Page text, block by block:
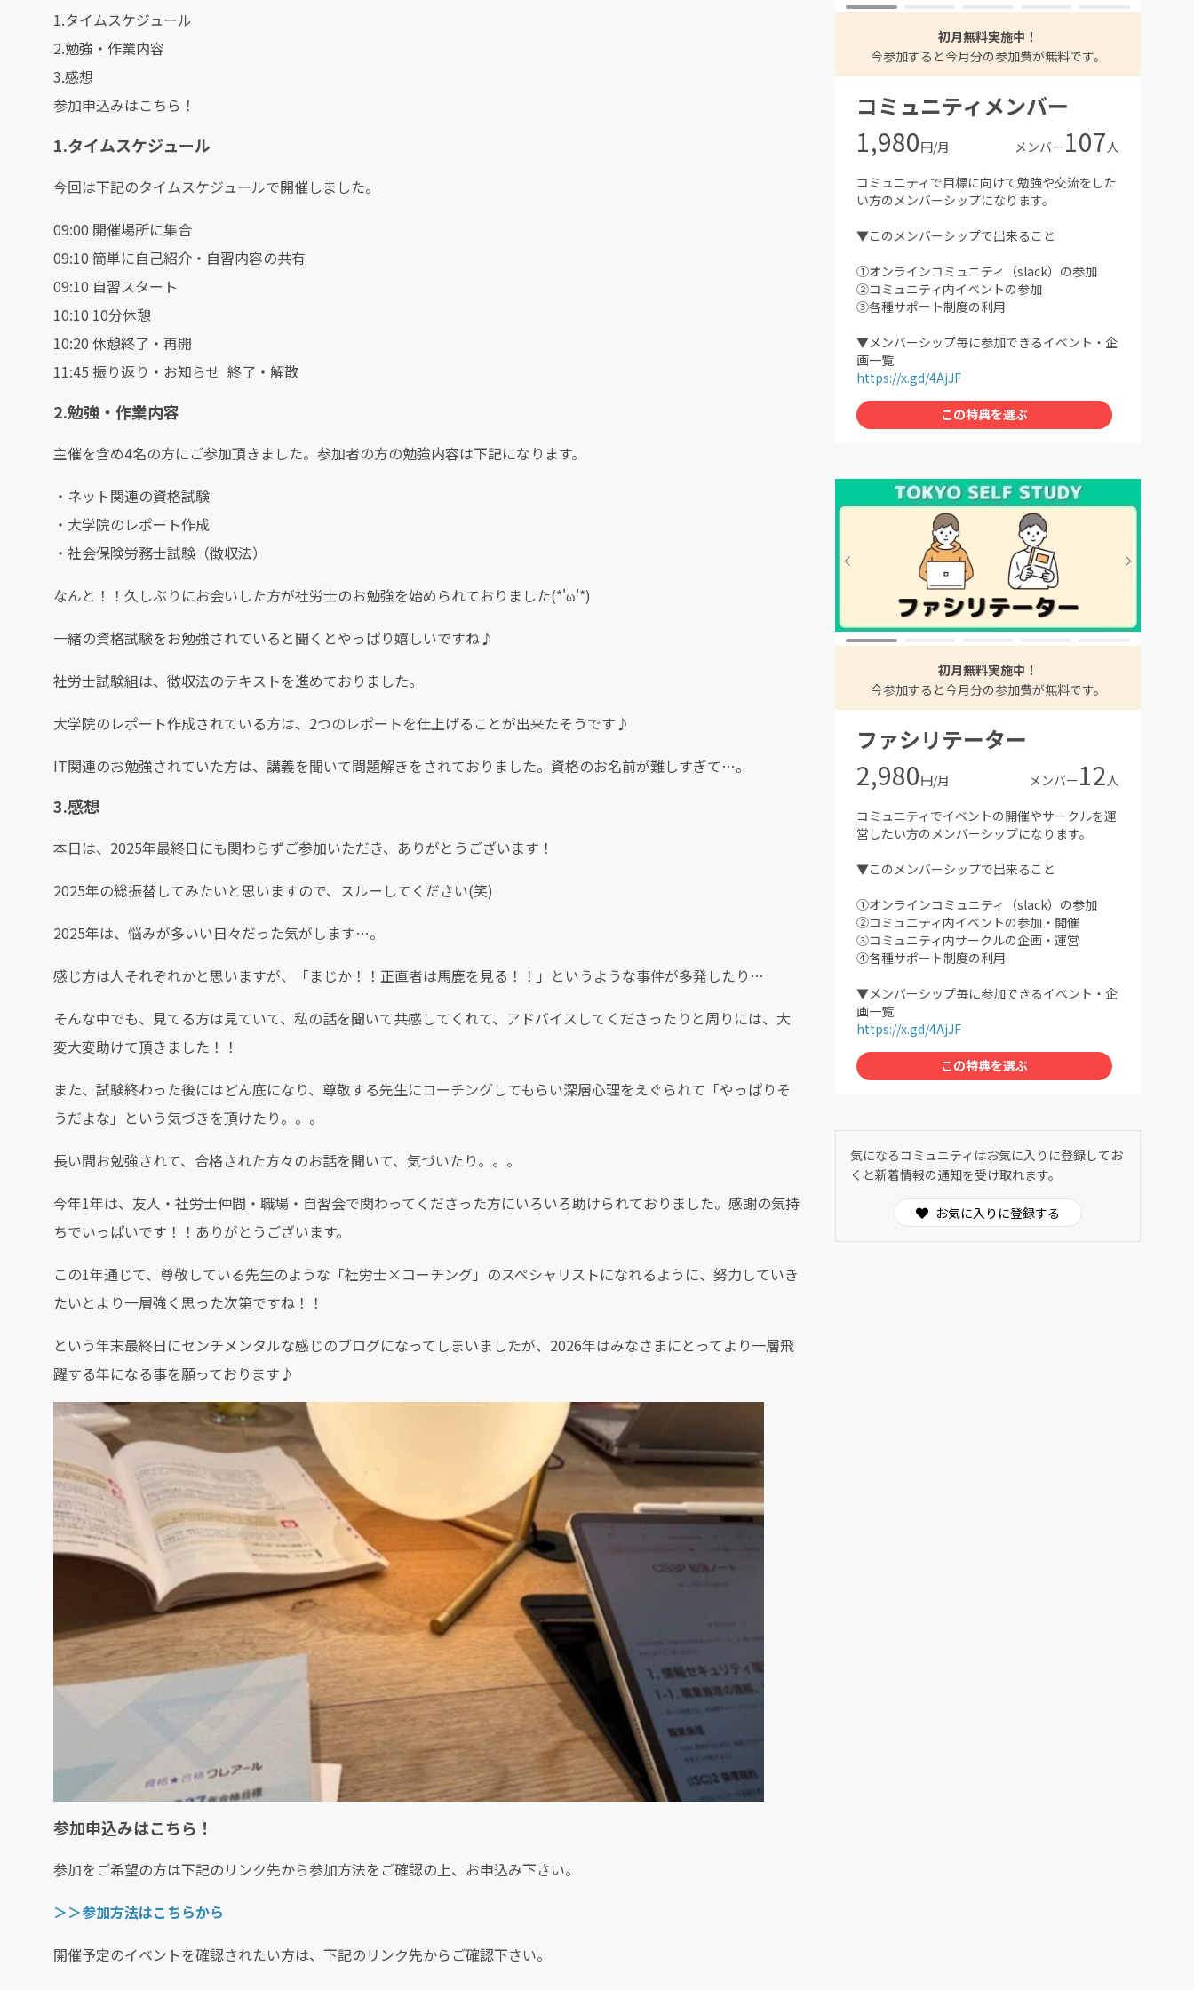
1.タイムスケジュール
2.勉強・作業内容
3.感想
参加申込みはこちら！
1.タイムスケジュール
今回は下記のタイムスケジュールで開催しました。
09:00 開催場所に集合
09:10 簡単に自己紹介・自習内容の共有
09:10 自習スタート
10:10 10分休憩
10:20 休憩終了・再開
11:45 振り返り・お知らせ 終了・解散
2.勉強・作業内容
主催を含め4名の方にご参加頂きました。参加者の方の勉強内容は下記になります。
・ネット関連の資格試験
・大学院のレポート作成
・社会保険労務士試験（徴収法）
なんと！！久しぶりにお会いした方が社労士のお勉強を始められておりました(*'ω'*)
一緒の資格試験をお勉強されていると聞くとやっぱり嬉しいですね♪
社労士試験組は、徴収法のテキストを進めておりました。
大学院のレポート作成されている方は、2つのレポートを仕上げることが出来たそうです♪
IT関連のお勉強されていた方は、講義を聞いて問題解きをされておりました。資格のお名前が難しすぎて…。
3.感想
本日は、2025年最終日にも関わらずご参加いただき、ありがとうございます！
2025年の総振替してみたいと思いますので、スルーしてください(笑)
2025年は、悩みが多いい日々だった気がします…。
感じ方は人それぞれかと思いますが、「まじか！！正直者は馬鹿を見る！！」というような事件が多発したり…
そんな中でも、見てる方は見ていて、私の話を聞いて共感してくれて、アドバイスしてくださったりと周りには、大
変大変助けて頂きました！！
また、試験終わった後にはどん底になり、尊敬する先生にコーチングしてもらい深層心理をえぐられて「やっぱりそ
うだよな」という気づきを頂けたり。。。
長い間お勉強されて、合格された方々のお話を聞いて、気づいたり。。。
今年1年は、友人・社労士仲間・職場・自習会で関わってくださった方にいろいろ助けられておりました。感謝の気持
ちでいっぱいです！！ありがとうございます。
この1年通じて、尊敬している先生のような「社労士×コーチング」のスペシャリストになれるように、努力していき
たいとより一層強く思った次第ですね！！
という年末最終日にセンチメンタルな感じのブログになってしまいましたが、2026年はみなさまにとってより一層飛
躍する年になる事を願っております♪
参加申込みはこちら！
参加をご希望の方は下記のリンク先から参加方法をご確認の上、お申込み下さい。
＞＞参加方法はこちらから
開催予定のイベントを確認されたい方は、下記のリンク先からご確認下さい。
初月無料実施中！
今参加すると今月分の参加費が無料です。
コミュニティメンバー
1,980円/月 メンバー107人
コミュニティで目標に向けて勉強や交流をした
い方のメンバーシップになります。
▼このメンバーシップで出来ること
①オンラインコミュニティ（slack）の参加
②コミュニティ内イベントの参加
③各種サポート制度の利用
▼メンバーシップ毎に参加できるイベント・企
画一覧
https://x.gd/4AjJF
この特典を選ぶ
初月無料実施中！
今参加すると今月分の参加費が無料です。
ファシリテーター
2,980円/月 メンバー12人
コミュニティでイベントの開催やサークルを運
営したい方のメンバーシップになります。
▼このメンバーシップで出来ること
①オンラインコミュニティ（slack）の参加
②コミュニティ内イベントの参加・開催
③コミュニティ内サークルの企画・運営
④各種サポート制度の利用
▼メンバーシップ毎に参加できるイベント・企
画一覧
https://x.gd/4AjJF
この特典を選ぶ
気になるコミュニティはお気に入りに登録してお
くと新着情報の通知を受け取れます。
お気に入りに登録する